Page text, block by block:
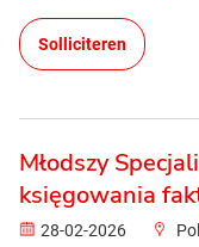
Solliciteren
Młodszy
księgowania
28-02-2026